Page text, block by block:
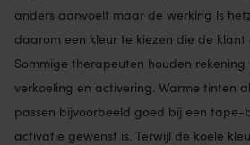
anders aanvoelt maar de werking is
daarom een kleur te kiezen die de klant
Sommige therapeuten houden
verkoeling en activering. Warme tinten
passen bijvoorbeeld goed bij een
activatie gewenst is. Terwijl de koele